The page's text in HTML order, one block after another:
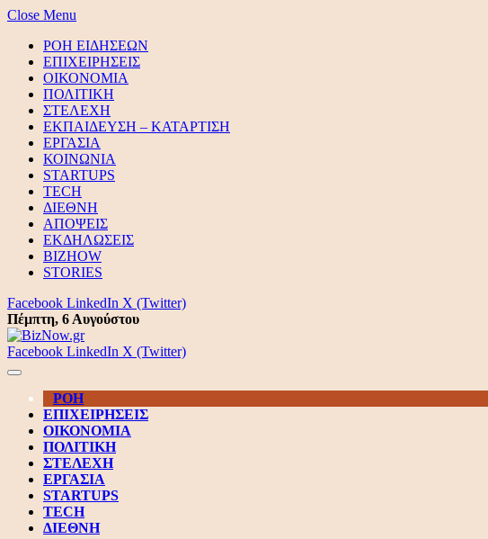
Close Menu
ΡΟΗ ΕΙΔΗΣΕΩΝ
ΕΠΙΧΕΙΡΗΣΕΙΣ
ΟΙΚΟΝΟΜΙΑ
ΠΟΛΙΤΙΚΗ
ΣΤΕΛΕΧΗ
ΕΚΠΑΙΔΕΥΣΗ – ΚΑΤΑΡΤΙΣΗ
ΕΡΓΑΣΙΑ
ΚΟΙΝΩΝΙΑ
STARTUPS
TECH
ΔΙΕΘΝΗ
ΑΠΟΨΕΙΣ
ΕΚΔΗΛΩΣΕΙΣ
BIZHOW
STORIES
Facebook LinkedIn X (Twitter)
Πέμπτη, 6 Αυγούστου
Facebook LinkedIn X (Twitter)
ΡΟΗ
ΕΠΙΧΕΙΡΗΣΕΙΣ
ΟΙΚΟΝΟΜΙΑ
ΠΟΛΙΤΙΚΗ
ΣΤΕΛΕΧΗ
ΕΡΓΑΣΙΑ
STARTUPS
TECH
ΔΙΕΘΝΗ